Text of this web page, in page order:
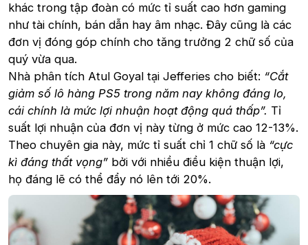
khác trong tập đoàn có mức tỉ suất cao hơn gaming
như tài chính, bán dẫn hay âm nhạc. Đây cũng là các
đơn vị đóng góp chính cho tăng trưởng 2 chữ số của
quý vừa qua.
Nhà phân tích Atul Goyal tại Jefferies cho biết: “Cắt
giảm số lô hàng PS5 trong năm nay không đáng lo,
cái chính là mức lợi nhuận hoạt động quá thấp”. Tỉ
suất lợi nhuận của đơn vị này từng ở mức cao 12-13%.
Theo chuyên gia này, mức tỉ suất chỉ 1 chữ số là “cực
kì đáng thất vọng” bởi với nhiều điều kiện thuận lợi,
họ đáng lẽ có thể đẩy nó lên tới 20%.